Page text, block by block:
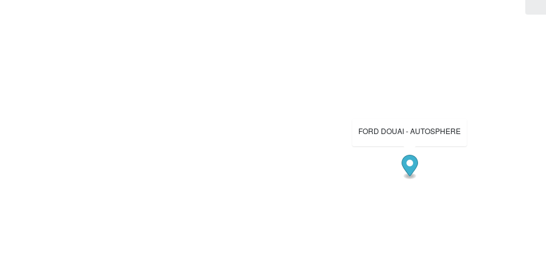
FORD DOUAI - AUTOSPHERE